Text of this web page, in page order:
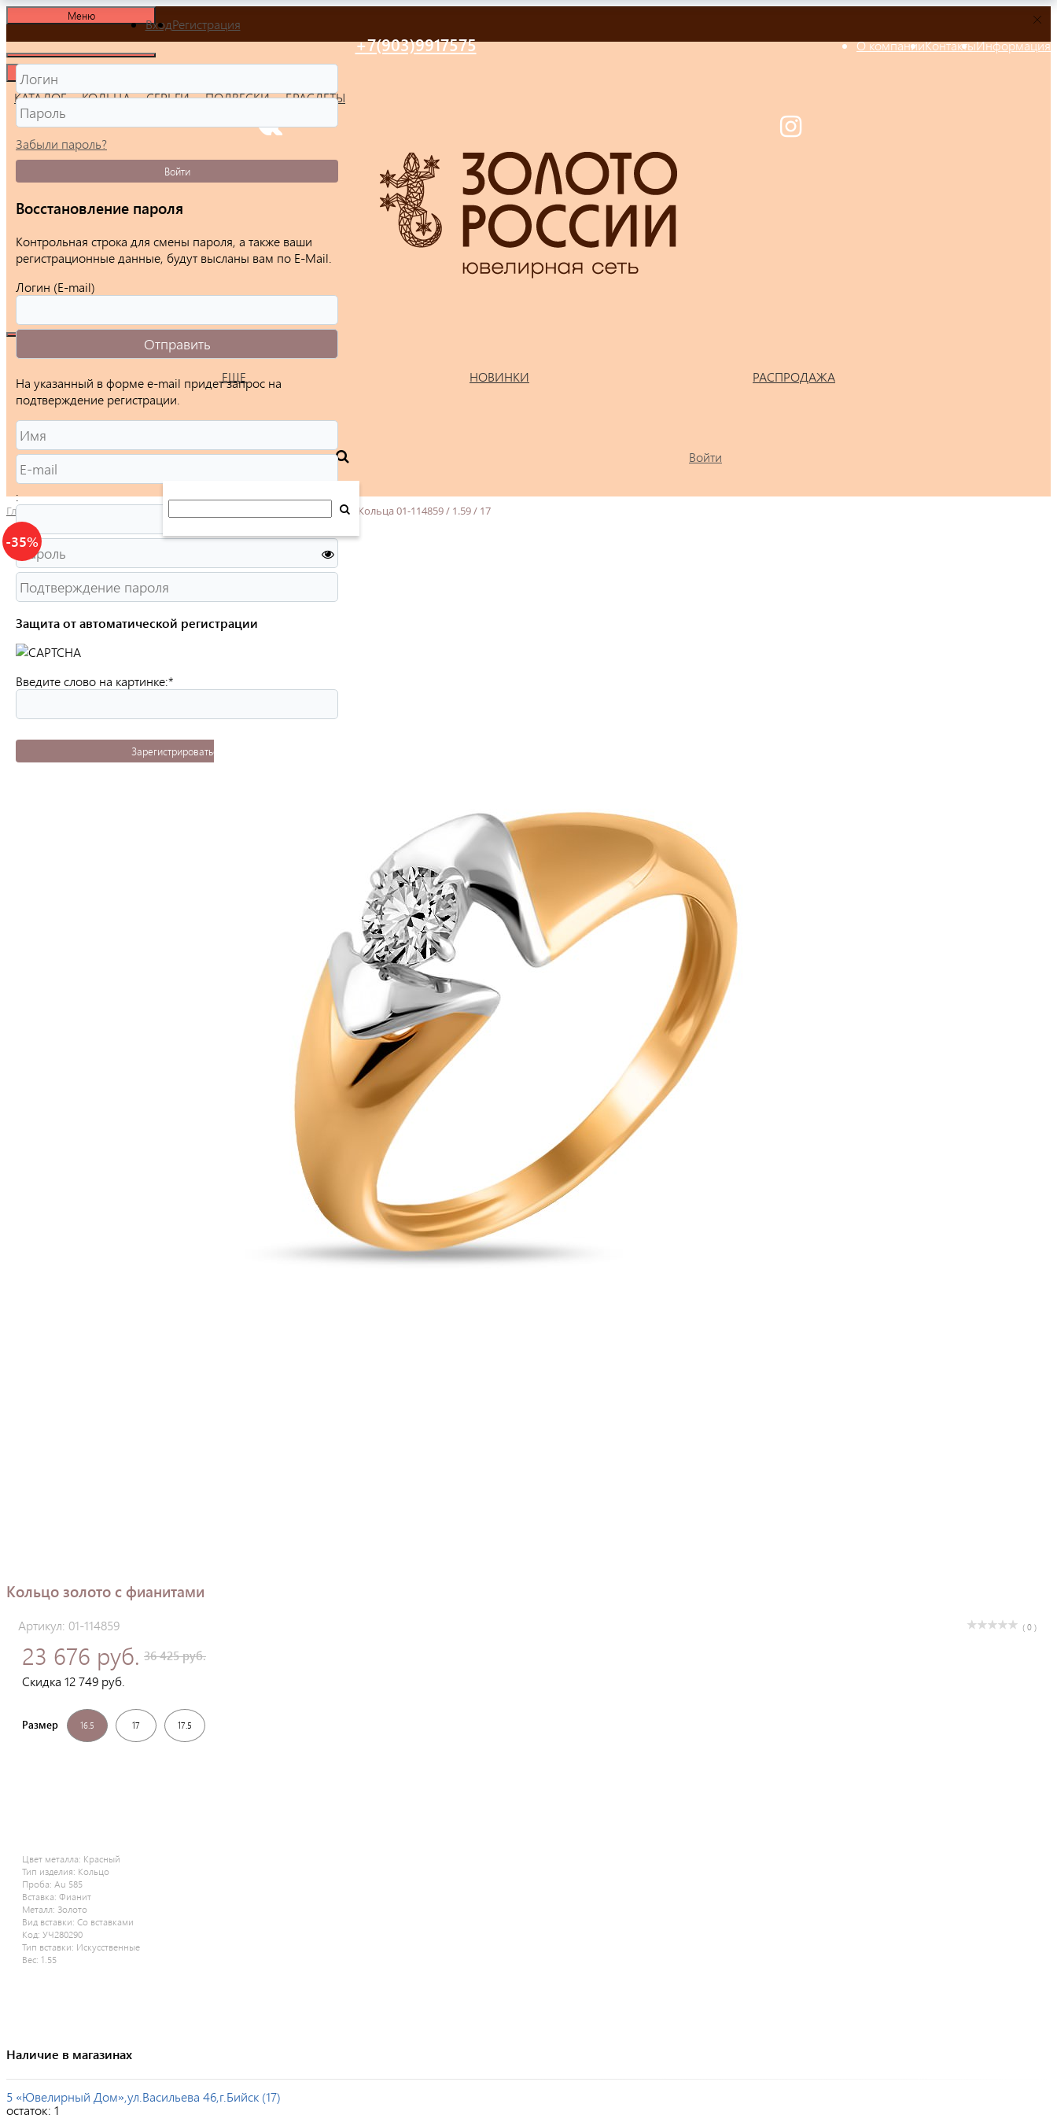
Меню
О компанииКонтактыИнформация
+7(903)9917575
КАТАЛОГ КОЛЬЦА СЕРЬГИ ПОДВЕСКИ БРАСЛЕТЫ
ЕЩЕ НОВИНКИ РАСПРОДАЖА
Войти
Главная / Кольца 01-114859 / 1.59 / 17
-35%
Кольцо золото с фианитами
Артикул: 01-114859 ( 0 )
23 676 руб. 36 425 руб.
Скидка 12 749 руб.
Размер 16.5 17 17.5
Цвет металла: Красный
Тип изделия: Кольцо
Проба: Au 585
Вставка: Фианит
Металл: Золото
Вид вставки: Со вставками
Код: УЧ280290
Тип вставки: Искусственные
Вес: 1.55
Наличие в магазинах
5 «Ювелирный Дом»,ул.Васильева 46,г.Бийск (17)
остаток: 1
ВходРегистрация
Забыли пароль?
Войти
Восстановление пароля
Контрольная строка для смены пароля, а также ваши
регистрационные данные, будут высланы вам по E-Mail.
Логин (E-mail)
На указанный в форме e-mail придет запрос на
подтверждение регистрации.
:
Защита от автоматической регистрации
Введите слово на картинке:*
Зарегистрироваться